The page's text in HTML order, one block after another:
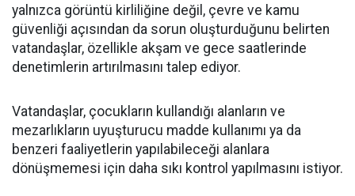
yalnızca görüntü kirliliğine değil, çevre ve kamu
güvenliği açısından da sorun oluşturduğunu belirten
vatandaşlar, özellikle akşam ve gece saatlerinde
denetimlerin artırılmasını talep ediyor.
Vatandaşlar, çocukların kullandığı alanların ve
mezarlıkların uyuşturucu madde kullanımı ya da
benzeri faaliyetlerin yapılabileceği alanlara
dönüşmemesi için daha sıkı kontrol yapılmasını istiyor.